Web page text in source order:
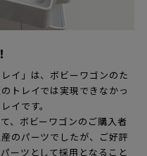
イ」は、ボビーワゴンのた
トレイでは実現できなかっ
イです。
、ボビーワゴンのご購入者
のパーツでしたが、ご好評
ーツとして採用となること